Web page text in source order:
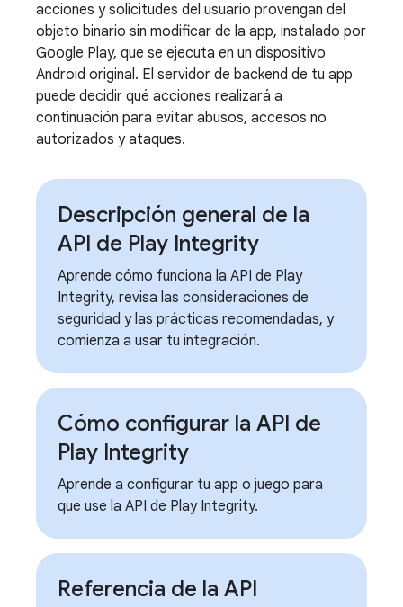
acciones y solicitudes del usuario provengan del
objeto binario sin modificar de la app, instalado por
Google Play, que se ejecuta en un dispositivo
Android original. El servidor de backend de tu app
puede decidir qué acciones realizará a
continuación para evitar abusos, accesos no
autorizados y ataques.
Descripción general de la
API de Play Integrity
Aprende cómo funciona la API de Play
Integrity, revisa las consideraciones de
seguridad y las prácticas recomendadas, y
comienza a usar tu integración.
Cómo configurar la API de
Play Integrity
Aprende a configurar tu app o juego para
que use la API de Play Integrity.
Referencia de la API